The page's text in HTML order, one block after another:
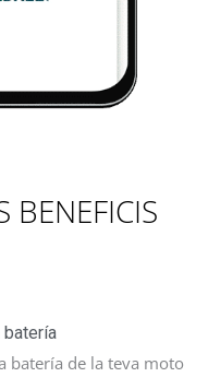
BENEFICIS
batería
batería de la teva moto